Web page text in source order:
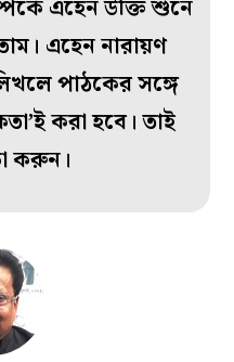
এহেন উক্তি শুনে
এহেন নারায়ণ
পাঠকের সঙ্গে
করা হবে। তাই
করুন।